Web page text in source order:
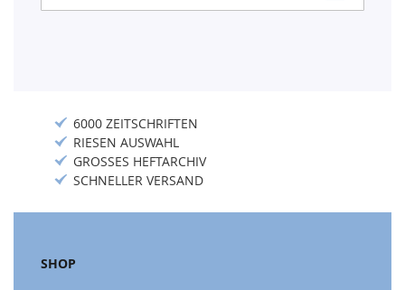
Newsletter:
6000 ZEITSCHRIFTEN
RIESEN AUSWAHL
GROSSES HEFTARCHIV
SCHNELLER VERSAND
SHOP